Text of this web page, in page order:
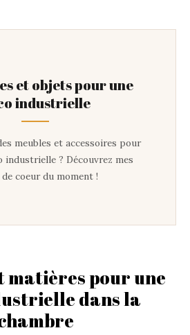
et objets pour une
industrielle
meubles et accessoires pour
industrielle ? Découvrez mes
coeur du moment !
matières pour une
dans la